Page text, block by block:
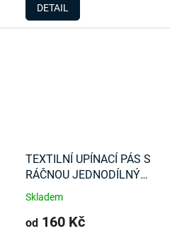
DETAIL
TEXTILNÍ UPÍNACÍ PÁS S
RÁČNOU JEDNODÍLNÝ
1000Kg
Skladem
od 160 Kč